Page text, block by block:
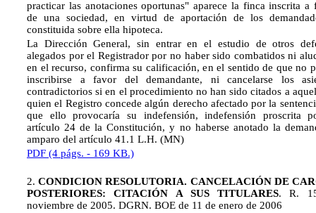
practicar las anotaciones oportunas" aparece la finca inscrita a
de una sociedad, en virtud de aportación de los
constituida sobre ella hipoteca.
La Dirección General, sin entrar en el estudio de otros
alegados por el Registrador por no haber sido combatidos ni
en el recurso, confirma su calificación, en el sentido de que no
inscribirse a favor del demandante, ni cancelarse los
contradictorios si en el procedimiento no han sido citados a
quien el Registro concede algún derecho afectado por la
que ello provocaría su indefensión, indefensión proscrita
artículo 24 de la Constitución, y no haberse anotado la
amparo del artículo 41.1 L.H. (MN)
PDF (4 págs. - 169 KB.)
2.CONDICION RESOLUTORIA. CANCELACIÓN DE
POSTERIORES: CITACIÓN A SUS TITULARES. R.
noviembre de 2005. DGRN. BOE de 11 de enero de 2006